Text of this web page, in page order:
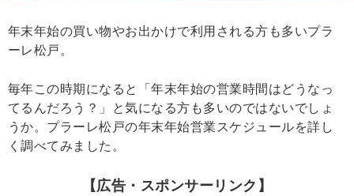
年末年始の買い物やお出かけで利用される方も多いプラ
ーレ松戸。
毎年この時期になると「年末年始の営業時間はどうなっ
てるんだろう？」と気になる方も多いのではないでしょ
うか。プラーレ松戸の年末年始営業スケジュールを詳し
く調べてみました。
【広告・スポンサーリンク】